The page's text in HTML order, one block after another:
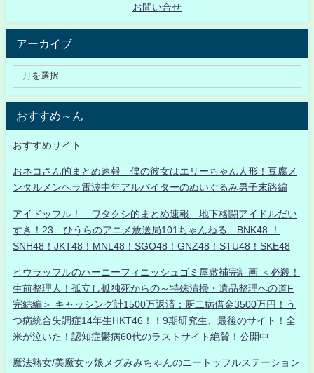
お問い合せ
アーカイブ
おすすめ～ん
おすすめサイト
おネコさん的まとめ速報 僕の彼女はエリーちゃん人形！豆腐メ
ンタルメンヘラ電波中年アルバイターのぬいぐるみ男子末路編
アイドッフル！ ワタクシ的まとめ速報 地下格闘アイドルだい
すき！23 ひうらのアニメ放送局101ちゃんねる BNK48 ！
SNH48！JKT48！MNL48！SGO48！GNZ48！STU48！SKE48
ヒウラッフルのハーニーフィニッシュゴミ屋敷補完計画 ＜必殺！
生前整理人！孤立し孤独死からの～特殊清掃・遺品整理への道F
完結編＞ キャッシング計1500万返済：厨二病借金3500万円！う
つ病統合失調症14年生HKT46！！9期研究生、最後のサイト！全
米が泣いた！認知症鬱病60代のラストサイト絶賛！公開中
魔法熟女/美魔女ッ娘メグみみちゃんのニートッフルステーション